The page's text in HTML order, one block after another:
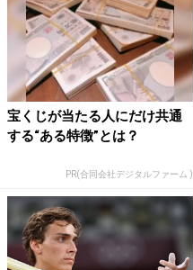
宝くじが当たる人にだけ共通
する“ある特徴”とは？
PR(合同会社デジタルファーム )